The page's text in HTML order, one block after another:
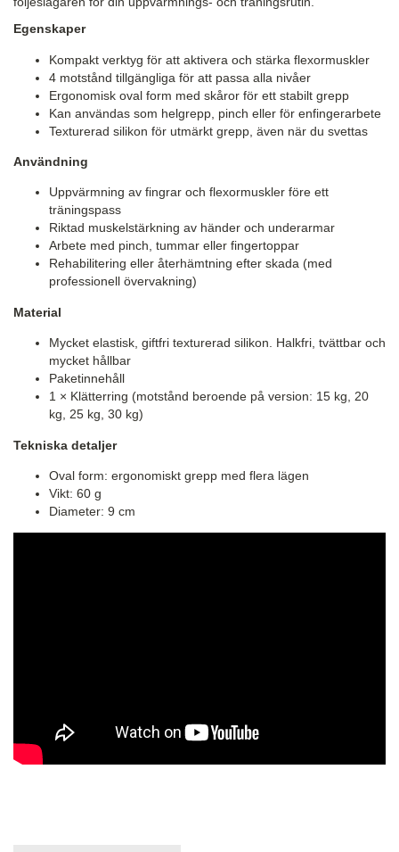
Egenskaper
Kompakt verktyg för att aktivera och stärka flexormuskler
4 motstånd tillgängliga för att passa alla nivåer
Ergonomisk oval form med skåror för ett stabilt grepp
Kan användas som helgrepp, pinch eller för enfingerarbete
Texturerad silikon för utmärkt grepp, även när du svettas
Användning
Uppvärmning av fingrar och flexormuskler före ett
träningspass
Riktad muskelstärkning av händer och underarmar
Arbete med pinch, tummar eller fingertoppar
Rehabilitering eller återhämtning efter skada (med
professionell övervakning)
Material
Mycket elastisk, giftfri texturerad silikon. Halkfri, tvättbar och
mycket hållbar
Paketinnehåll
1 × Klätterring (motstånd beroende på version: 15 kg, 20
kg, 25 kg, 30 kg)
Tekniska detaljer
Oval form: ergonomiskt grepp med flera lägen
Vikt: 60 g
Diameter: 9 cm